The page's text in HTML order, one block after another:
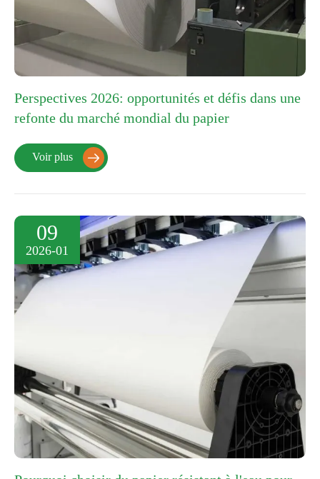
Perspectives 2026: opportunités et défis dans une
refonte du marché mondial du papier
Voir plus 
09
2026-01